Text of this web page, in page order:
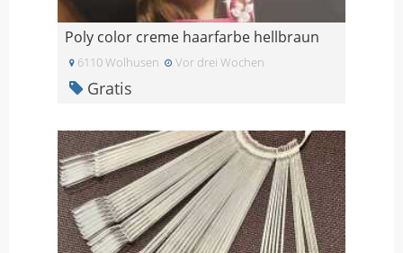
Poly color creme haarfarbe hellbraun
6110 Wolhusen Vor drei Wochen
Gratis